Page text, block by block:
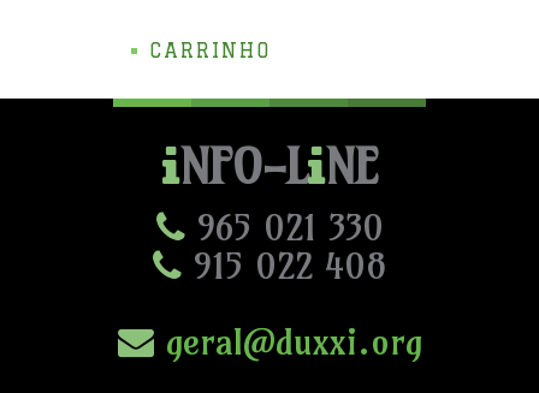
CARRINHO
NFO-L NE
965 021 330
915 022 408
geral@duxxi.org